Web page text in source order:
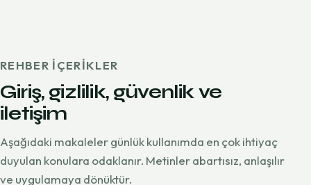
REHBER IÇERIKLER
Giriş, gizlilik, güvenlik ve
iletişim
Aşağıdaki makaleler günlük kullanımda en çok ihtiyaç
duyulan konulara odaklanır. Metinler abartısız, anlaşılır
ve uygulamaya dönüktür.